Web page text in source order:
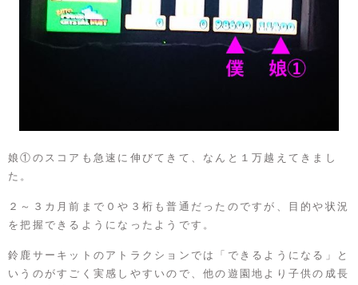
娘①のスコアも急速に伸びてきて、なんと１万越えてきまし
た。
２～３カ月前まで０や３桁も普通だったのですが、目的や状況
を把握できるようになったようです。
鈴鹿サーキットのアトラクションでは「できるようになる」と
いうのがすごく実感しやすいので、他の遊園地より子供の成長